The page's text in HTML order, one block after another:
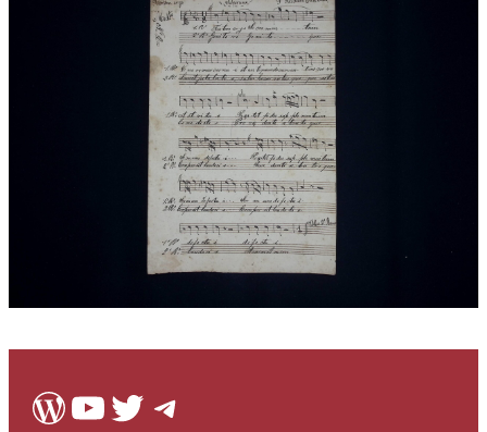
WordPress
Youtube
Twitter
Telegram